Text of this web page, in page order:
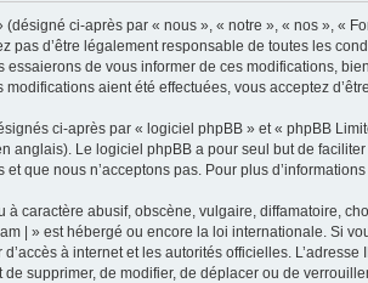
ci-après par « nous », « notre », « nos », «
pas d’être légalement responsable de toutes les
essaierons de vous informer de ces modifications,
aient été effectuées, vous acceptez
ci-après par « logiciel phpBB » et « phpBB
anglais). Le logiciel phpBB a pour seul but de
que nous n’acceptons pas. Pour plus
à caractère abusif, obscène, vulgaire, diffamatoire,
| » est hébergé ou encore la loi internationale. Si
à internet et les autorités officielles.
supprimer, de modifier, de déplacer ou de